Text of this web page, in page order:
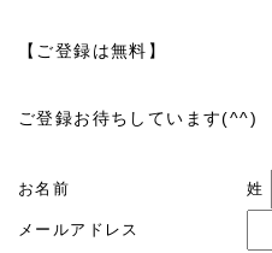
【ご登録は無料】
ご登録お待ちしています(^^)
お名前 姓
メールアドレス